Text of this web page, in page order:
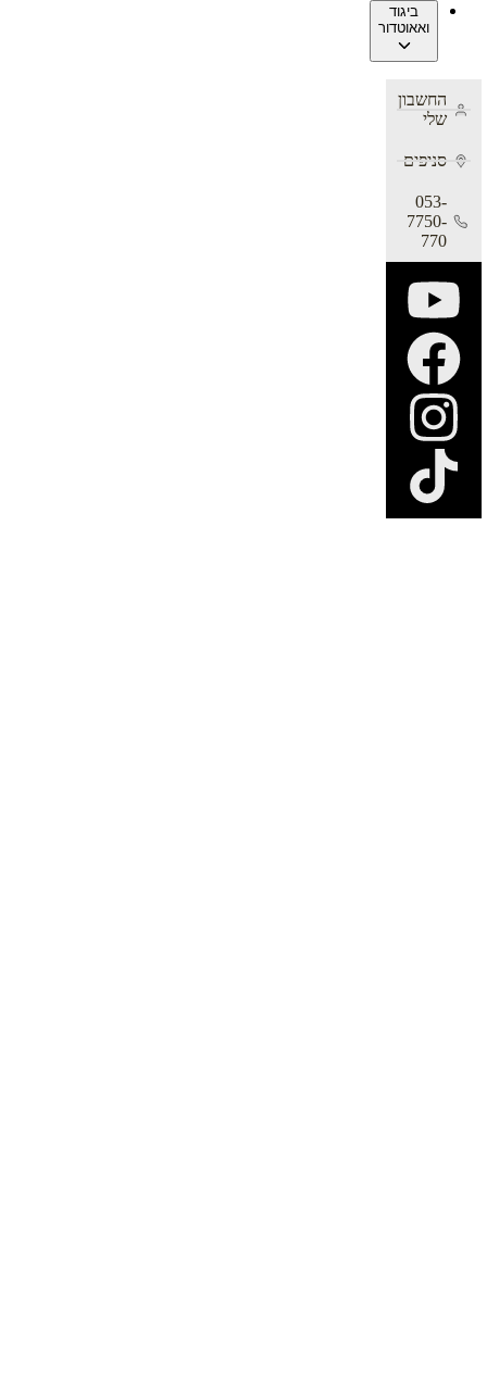
ביגוד
ואאוטדור
החשבון
שלי
סניפים
053-
7750-
770